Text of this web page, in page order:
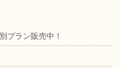
プラン販売中！